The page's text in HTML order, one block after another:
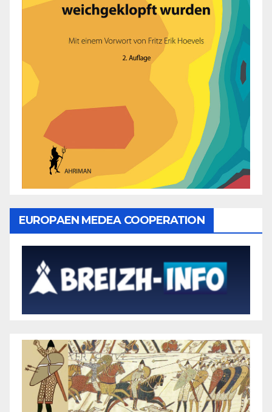
EUROPAEN MEDEA COOPERATION